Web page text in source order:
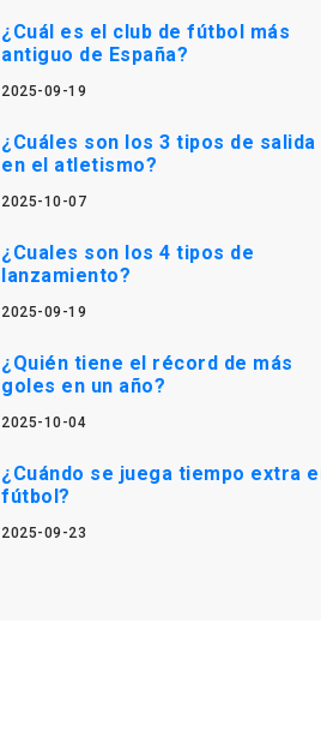
¿Cuál es el club de fútbol más
antiguo de España?
2025-09-19
¿Cuáles son los 3 tipos de salida
en el atletismo?
2025-10-07
¿Cuales son los 4 tipos de
lanzamiento?
2025-09-19
¿Quién tiene el récord de más
goles en un año?
2025-10-04
¿Cuándo se juega tiempo extra
fútbol?
2025-09-23